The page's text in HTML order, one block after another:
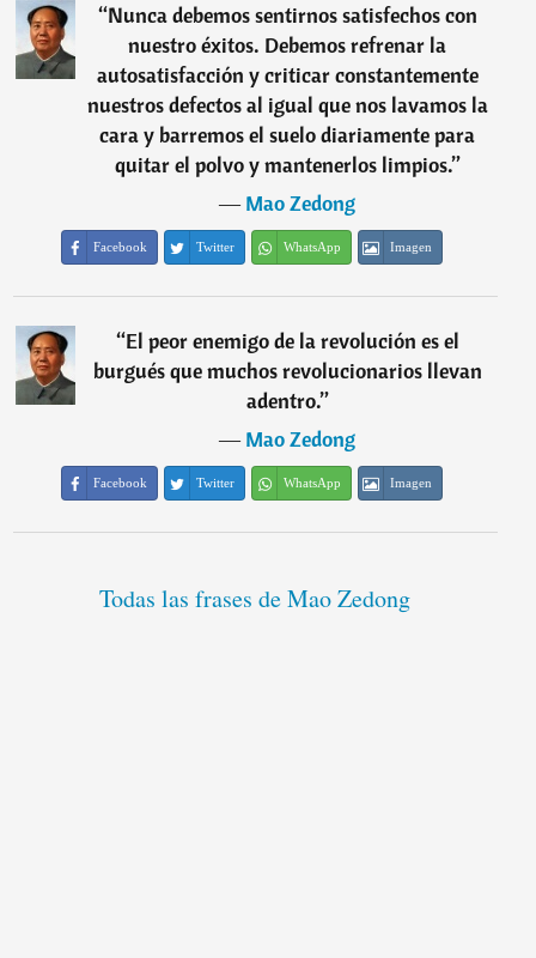
“Nunca debemos sentirnos satisfechos con
nuestro éxitos. Debemos refrenar la
autosatisfacción y criticar constantemente
nuestros defectos al igual que nos lavamos la
cara y barremos el suelo diariamente para
quitar el polvo y mantenerlos limpios.”
―Mao Zedong
Facebook Twitter WhatsApp Imagen
“El peor enemigo de la revolución es el
burgués que muchos revolucionarios llevan
adentro.”
―Mao Zedong
Facebook Twitter WhatsApp Imagen
Todas las frases de Mao Zedong